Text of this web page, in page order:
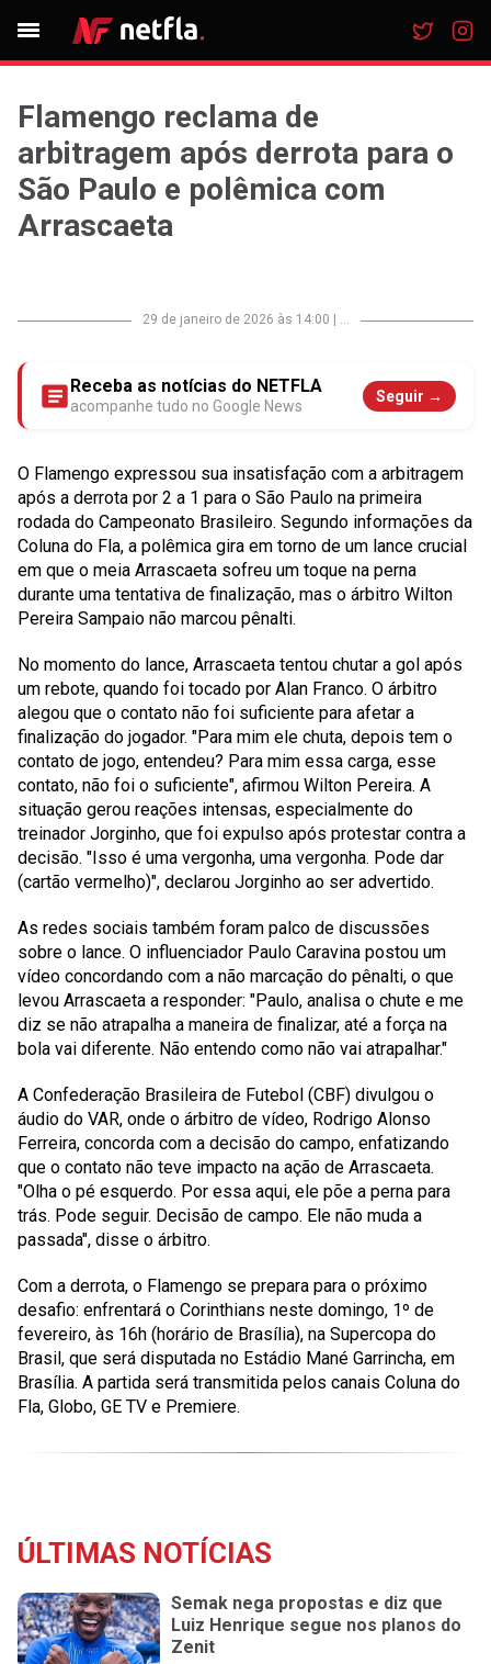
Flamengo reclama de
arbitragem após derrota para o
São Paulo e polêmica com
Arrascaeta
29 de janeiro de 2026 às 14:00 ...
Receba as notícias do NETFLA
acompanhe tudo no Google News
Seguir →
O Flamengo expressou sua insatisfação com a arbitragem
após a derrota por 2 a 1 para o São Paulo na primeira
rodada do Campeonato Brasileiro. Segundo informações da
Coluna do Fla, a polêmica gira em torno de um lance crucial
em que o meia Arrascaeta sofreu um toque na perna
durante uma tentativa de finalização, mas o árbitro Wilton
Pereira Sampaio não marcou pênalti.
No momento do lance, Arrascaeta tentou chutar a gol após
um rebote, quando foi tocado por Alan Franco. O árbitro
alegou que o contato não foi suficiente para afetar a
finalização do jogador. "Para mim ele chuta, depois tem o
contato de jogo, entendeu? Para mim essa carga, esse
contato, não foi o suficiente", afirmou Wilton Pereira. A
situação gerou reações intensas, especialmente do
treinador Jorginho, que foi expulso após protestar contra a
decisão. "Isso é uma vergonha, uma vergonha. Pode dar
(cartão vermelho)", declarou Jorginho ao ser advertido.
As redes sociais também foram palco de discussões
sobre o lance. O influenciador Paulo Caravina postou um
vídeo concordando com a não marcação do pênalti, o que
levou Arrascaeta a responder: "Paulo, analisa o chute e me
diz se não atrapalha a maneira de finalizar, até a força na
bola vai diferente. Não entendo como não vai atrapalhar."
A Confederação Brasileira de Futebol (CBF) divulgou o
áudio do VAR, onde o árbitro de vídeo, Rodrigo Alonso
Ferreira, concorda com a decisão do campo, enfatizando
que o contato não teve impacto na ação de Arrascaeta.
"Olha o pé esquerdo. Por essa aqui, ele põe a perna para
trás. Pode seguir. Decisão de campo. Ele não muda a
passada", disse o árbitro.
Com a derrota, o Flamengo se prepara para o próximo
desafio: enfrentará o Corinthians neste domingo, 1º de
fevereiro, às 16h (horário de Brasília), na Supercopa do
Brasil, que será disputada no Estádio Mané Garrincha, em
Brasília. A partida será transmitida pelos canais Coluna do
Fla, Globo, GE TV e Premiere.
ÚLTIMAS NOTÍCIAS
Semak nega propostas e diz que
Luiz Henrique segue nos planos do
Zenit